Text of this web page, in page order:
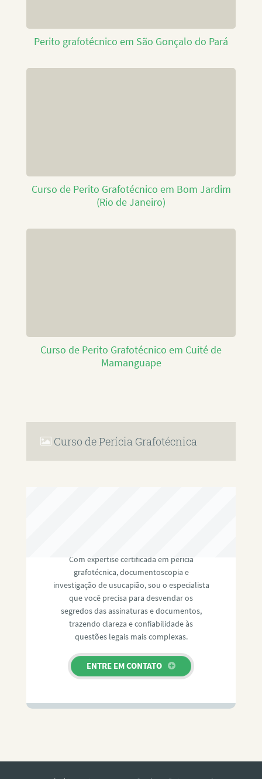
Perito grafotécnico em São Gonçalo do Pará
Curso de Perito Grafotécnico em Bom Jardim
(Rio de Janeiro)
Curso de Perito Grafotécnico em Cuité de
Mamanguape
Curso de Perícia Grafotécnica
Com expertise certificada em perícia
grafotécnica, documentoscopia e
investigação de usucapião, sou o especialista
que você precisa para desvendar os
segredos das assinaturas e documentos,
trazendo clareza e confiabilidade às
questões legais mais complexas.
ENTRE EM CONTATO